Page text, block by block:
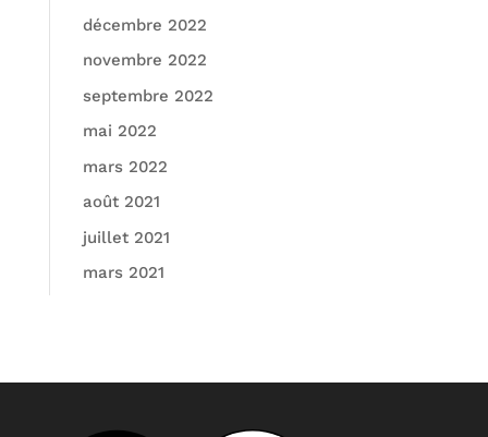
décembre 2022
novembre 2022
septembre 2022
mai 2022
mars 2022
août 2021
juillet 2021
mars 2021